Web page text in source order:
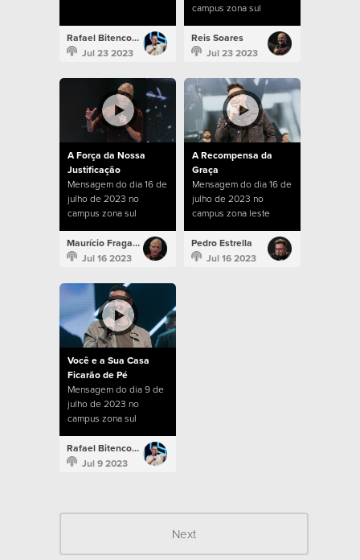
Rafael Bitencourt
Jul 23 2023
campus zona sul
Reis Soares
Jul 23 2023
A Força da Nossa
Justificação
Mensagem do dia 16 de
julho de 2023 no
campus zona sul
Maurício Fragale
Jul 16 2023
A Recompensa da
Graça
Mensagem do dia 16 de
julho de 2023 no
campus zona leste
Pedro Estrella
Jul 16 2023
Você e a Sua Casa
Ficarão de Pé
Mensagem do dia 9 de
julho de 2023 no
campus zona sul
Rafael Bitencourt
Jul 9 2023
Next